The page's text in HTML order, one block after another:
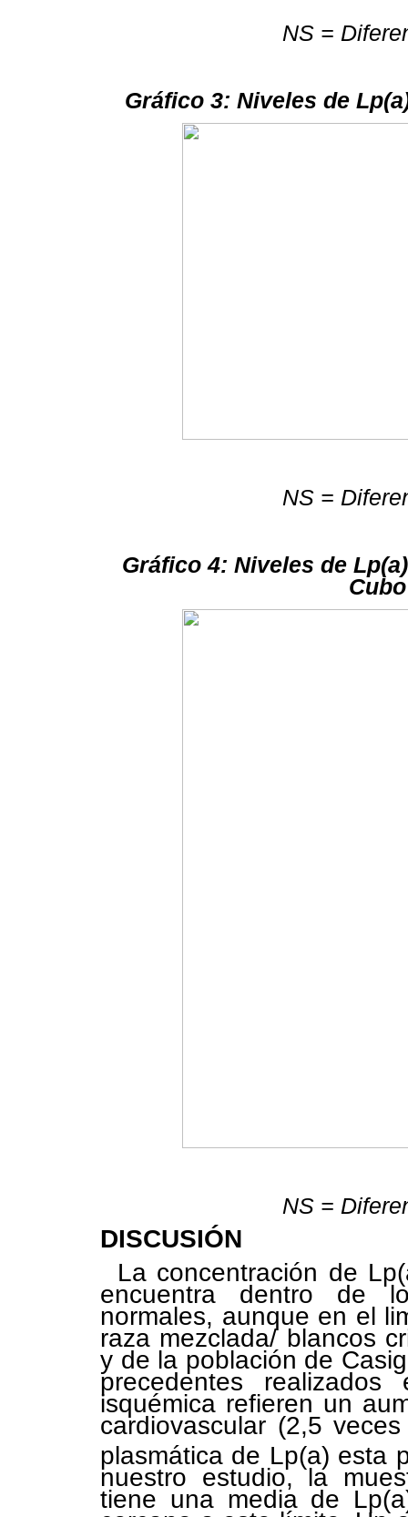
NS =
Gráfico 3: Niveles de
NS =
Gráfico 4: Niveles de
NS =
DISCUSIÓN
La concentración de
encuentra dentro de
normales, aunque en el
raza mezclada/ blancos
y de la población de
precedentes
isquémica refieren un
cardiovascular (2,5
plasmática de Lp(a) esta
nuestro estudio, la
tiene una media de